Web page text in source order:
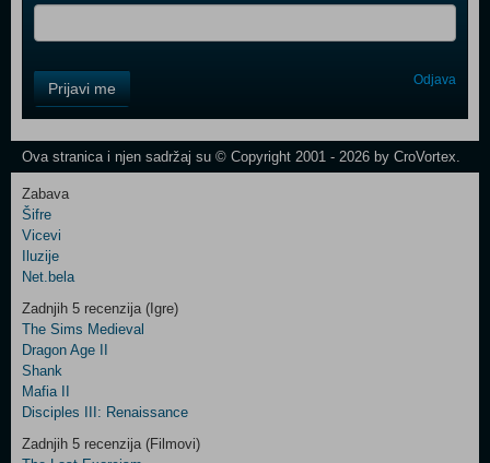
Field
One
Control
Two
Newsletter
Control
Field
Three
Prijavi me Odjava
Ova stranica i njen sadržaj su © Copyright 2001 - 2026 by CroVortex.
Zabava
Šifre
Vicevi
Iluzije
Net.bela
Zadnjih 5 recenzija (Igre)
The Sims Medieval
Dragon Age II
Shank
Mafia II
Disciples III: Renaissance
Zadnjih 5 recenzija (Filmovi)